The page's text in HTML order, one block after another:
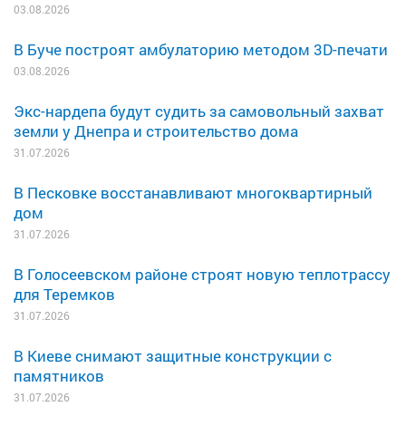
03.08.2026
В Буче построят амбулаторию методом 3D-печати
03.08.2026
Экс-нардепа будут судить за самовольный захват
земли у Днепра и строительство дома
31.07.2026
В Песковке восстанавливают многоквартирный
дом
31.07.2026
В Голосеевском районе строят новую теплотрассу
для Теремков
31.07.2026
В Киеве снимают защитные конструкции с
памятников
31.07.2026